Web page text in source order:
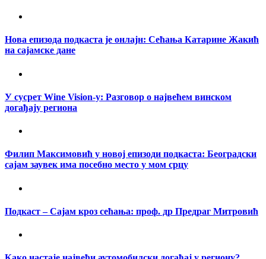
Нова епизода подкаста је онлајн: Сећања Катарине Жакић
на сајамске дане
У сусрет Wine Vision-у: Разговор о највећем винском
догађају региона
Филип Максимовић у новој епизоди подкаста: Београдски
сајам заувек има посебно место у мом срцу
Подкаст – Сајам кроз сећања: проф. др Предраг Митровић